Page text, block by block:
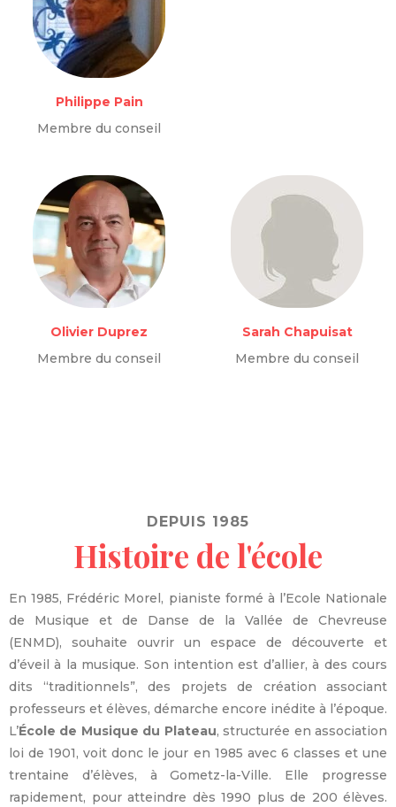
Philippe Pain
Membre du conseil
Olivier Duprez
Membre du conseil
Sarah Chapuisat
Membre du conseil
DEPUIS 1985
Histoire de l'école
En 1985, Frédéric Morel, pianiste formé à l’Ecole Nationale
de Musique et de Danse de la Vallée de Chevreuse
(ENMD), souhaite ouvrir un espace de découverte et
d’éveil à la musique. Son intention est d’allier, à des cours
dits “traditionnels”, des projets de création associant
professeurs et élèves, démarche encore inédite à l’époque.
L’École de Musique du Plateau, structurée en association
loi de 1901, voit donc le jour en 1985 avec 6 classes et une
trentaine d’élèves, à Gometz-la-Ville. Elle progresse
rapidement, pour atteindre dès 1990 plus de 200 élèves.